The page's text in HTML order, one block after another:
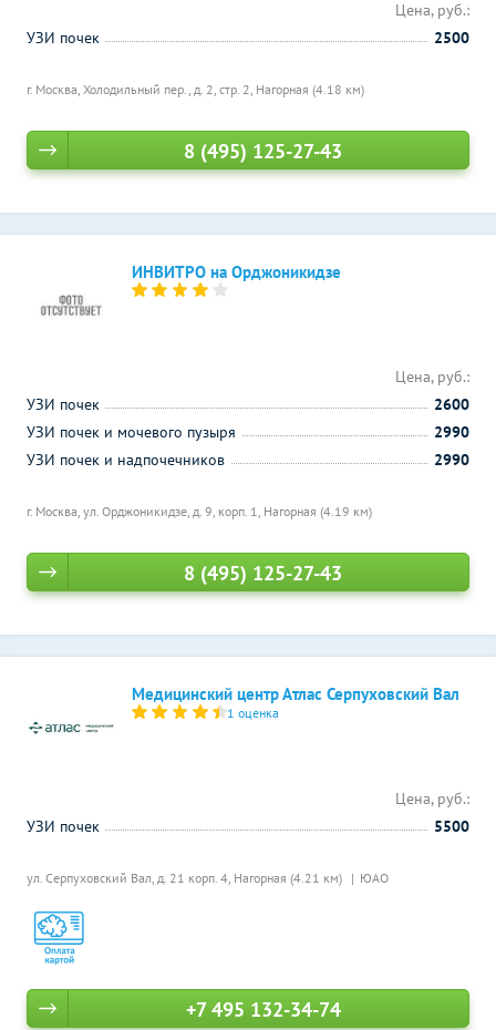
г. Москва, Холодильный пер., д. 2, стр. 2, Нагорная (4.18 км)
Цена, руб.:
УЗИ почек
2500
8 (495) 125-27-43
ИНВИТРО на Орджоникидзе
г. Москва, ул. Орджоникидзе, д. 9, корп. 1, Нагорная (4.19 км)
Цена, руб.:
УЗИ почек
2600
УЗИ почек и мочевого пузыря
2990
УЗИ почек и надпочечников
2990
8 (495) 125-27-43
Медицинский центр Атлас Серпуховский Вал
1 оценка
ул. Серпуховский Вал, д. 21 корп. 4, Нагорная (4.21 км) ЮАО
Цена, руб.:
УЗИ почек
5500
+7 495 132-34-74